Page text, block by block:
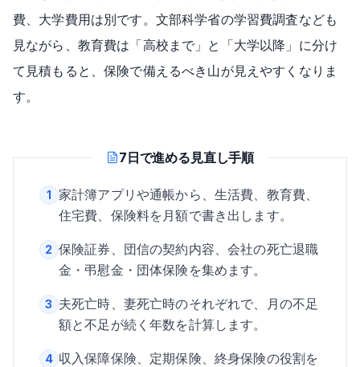
費、大学費用は別です。文部科学省の学習費調査なども
見ながら、教育費は「高校まで」と「大学以降」に分け
て見積もると、保険で備えるべき山が見えやすくなりま
す。
7日で進める見直し手順
1 家計簿アプリや通帳から、生活費、教育費、
住宅費、保険料を月額で書き出します。
2 保険証券、団信の契約内容、会社の死亡退職
金・弔慰金・団体保険を集めます。
3 夫死亡時、妻死亡時のそれぞれで、月の不足
額と不足が続く年数を計算します。
4 収入保障保険、定期保険、終身保険の役割を